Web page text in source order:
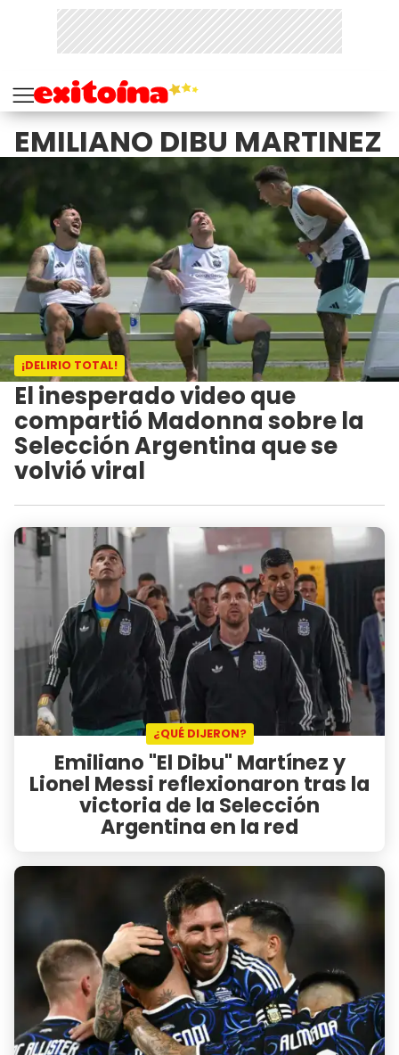
EMILIANO DIBU MARTINEZ
¡DELIRIO TOTAL!
El inesperado video que
compartió Madonna sobre la
Selección Argentina que se
volvió viral
¿QUÉ DIJERON?
Emiliano "El Dibu" Martínez y
Lionel Messi reflexionaron tras la
victoria de la Selección
Argentina en la red